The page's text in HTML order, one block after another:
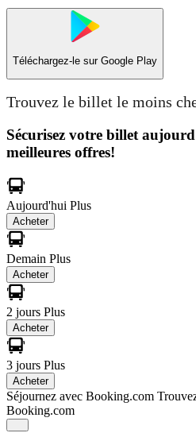
Téléchargez-le sur Google Play
Trouvez le billet le moins
Sécurisez votre billet
meilleures offres!
Aujourd'hui Plus
Acheter
Demain Plus
Acheter
2 jours Plus
Acheter
3 jours Plus
Acheter
Séjournez avec Booking.com
Booking.com